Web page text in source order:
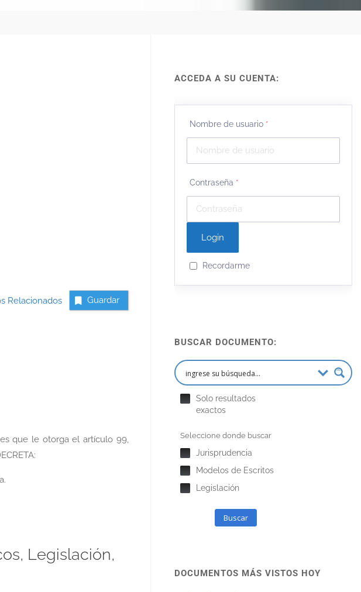
Guardar
que le otorga el artículo 99,
Legislación,
ACCEDA A SU CUENTA:
Nombre de usuario *
Contraseña *
Recordarme
BUSCAR DOCUMENTO:
Solo resultados
exactos
Seleccione donde buscar
Jurisprudencia
Modelos de Escritos
Legislación
Buscar
DOCUMENTOS MÁS VISTOS HOY